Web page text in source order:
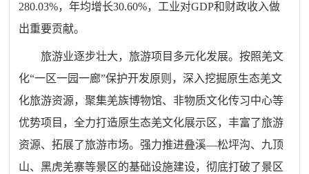
280.03%，年均增长30.60%，工业对GDP和财政收入做
出重要贡献。
旅游业逐步壮大，旅游项目多元化发展。按照羌文
化“一区一园一廊”保护开发原则，深入挖掘原生态羌文
化旅游资源，聚集羌族博物馆、非物质文化传习中心等
优势项目，全力打造原生态羌文化展示区，丰富了旅游
资源、拓展了旅游市场。强力推进叠溪—松坪沟、九顶
山、黑虎羌寨等景区的基础设施建设，彻底打破了景区